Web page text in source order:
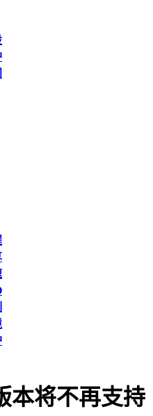
本将不再支持